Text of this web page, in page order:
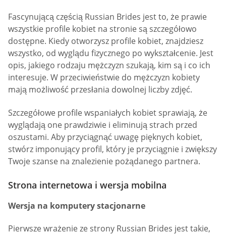
Fascynującą częścią Russian Brides jest to, że prawie
wszystkie profile kobiet na stronie są szczegółowo
dostępne. Kiedy otworzysz profile kobiet, znajdziesz
wszystko, od wyglądu fizycznego po wykształcenie. Jest
opis, jakiego rodzaju mężczyzn szukają, kim są i co ich
interesuje. W przeciwieństwie do mężczyzn kobiety
mają możliwość przesłania dowolnej liczby zdjęć.
Szczegółowe profile wspaniałych kobiet sprawiają, że
wyglądają one prawdziwie i eliminują strach przed
oszustami. Aby przyciągnąć uwagę pięknych kobiet,
stwórz imponujący profil, który je przyciągnie i zwiększy
Twoje szanse na znalezienie pożądanego partnera.
Strona internetowa i wersja mobilna
Wersja na komputery stacjonarne
Pierwsze wrażenie ze strony Russian Brides jest takie,